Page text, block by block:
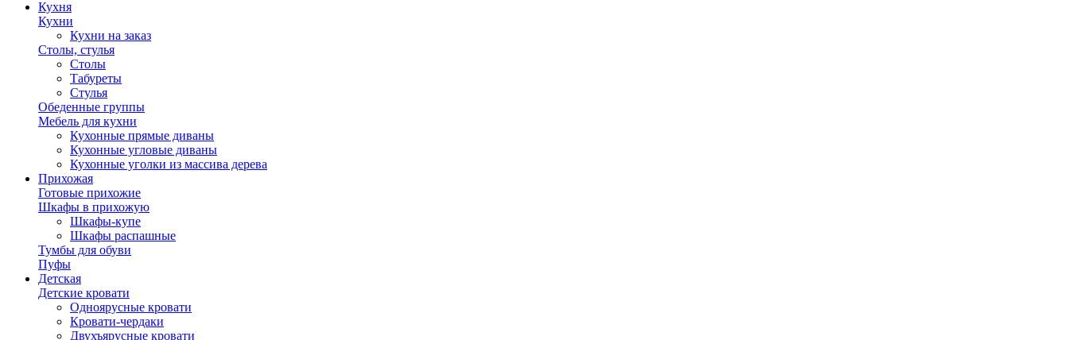
Кухня
Кухни
Кухни на заказ
Столы, стулья
Столы
Табуреты
Стулья
Обеденные группы
Мебель для кухни
Кухонные прямые диваны
Кухонные угловые диваны
Кухонные уголки из массива дерева
Прихожая
Готовые прихожие
Шкафы в прихожую
Шкафы-купе
Шкафы распашные
Тумбы для обуви
Пуфы
Детская
Детские кровати
Одноярусные кровати
Кровати-чердаки
Двухъярусные кровати